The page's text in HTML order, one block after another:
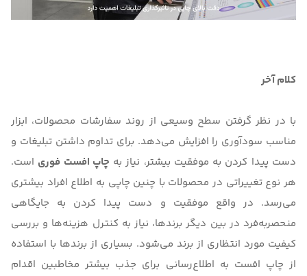
کلام آخر
با در نظر گرفتن سطح وسیعی از روند سفارشات محصولات، ابزار
مناسب سودآوری را افزایش می‌دهد. برای تداوم داشتن تبلیغات و
دست پیدا کردن به موفقیت بیشتر، نیاز به چاپ افست فوری است.
هر نوع تغییراتی در محصولات با چنین چاپی به اطلاع افراد بیشتری
می‌رسد. در واقع موفقیت و دست پیدا کردن به جایگاهی
منحصربه‌فرد در بین دیگر برندها، نیاز به کنترل هزینه‌ها و بررسی
کیفیت مورد انتظاری از برند می‌شود. بسیاری از برندها با استفاده
از چاپ افست به اطلاع‌رسانی برای جذب بیشتر مخاطبین اقدام